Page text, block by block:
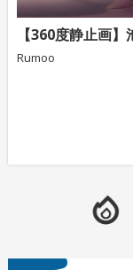
Rumoo